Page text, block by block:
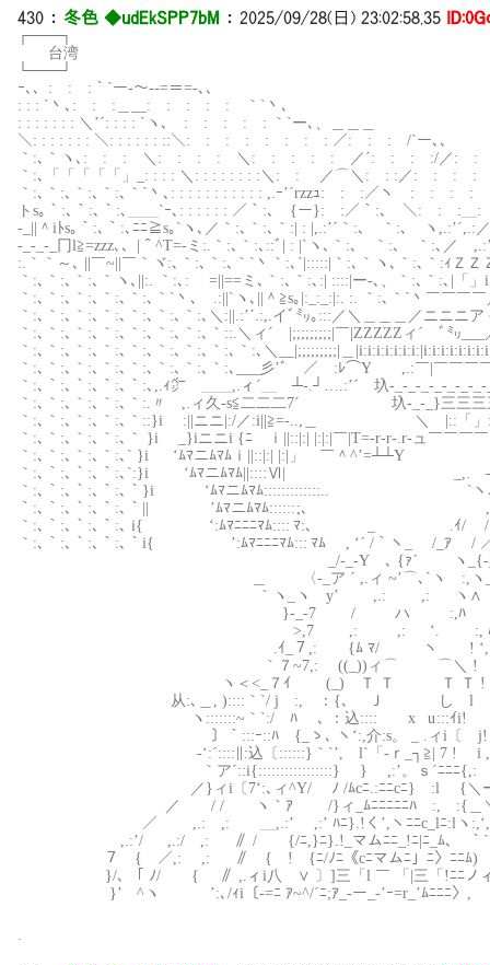
430 ： 冬色 ◆udEkSPP7bM ： 2025/09/28(日) 23:02:58.35
┌───┐
台湾
└───┘
ｰ､、: : :｀`ー-～-‐=＝=-､、
: : : `丶､: : :＿__: : : : : ｀`丶､
: : : : : : : ＼’´: : : : `ヽ､ : : : : : ｀`ー､、＿＿＿
＼: : : : : : : ＼: : : : : : ::＼: : : : : : : : ／: :
｀:､｀ヽ､: : : ＼: : : : ＼: : : : : ／´: : : :/／: : ｀`～-
｀:､「「「「「」_: : : : ＼: : : : : : : :＼: : ／⌒＼: : :／: :
｀:､｀:､｀:､｀:､｀`丶､: : : : : : : : : : : ,.ｰ’´rzzｭ: : :／ヽ :
トs｡｀:､｀:､｀:､＿＿`ｰ､: : : : : : ／｀:､ {ー}: :／｀:､ ＼: : :＿:
-_||＾iﾄs｡｀:､｀:､ﾆﾆ≧s｡`ヽ､／｀:､｀:､｀:| : |,.:’´｀:､ ｀:､ ヽ
-_-_-_冂l≧=zzz､、|＾^T=-ミ:.｀:､｀:､::ﾞ| : |`ヽ､｀:､ ｀:､ ｀:､／
:.｀｀～､ ||￣~||￣｀ヾ:､｀:､｀:､｀`丶｀:､`|:::::|｀:､｀ヽ､｀:､｀:ｨＺ
｀:､｀:､｀:､｀ヽ､||:. ｀:､: ゞ=||==ミ､｀:､｀:､:| ::::|ー-､、｀:､｀:､|「」
｀:､｀:､｀:､｀:､｀:､｀`丶､ .:||`ヽ､||＾≧s｡|:_:_:|:. :. ｀:､｀`丶￣￣￣￣
｀:､｀:､｀:､｀:､｀:､｀:､｀:､＼:||.:’´.:,.イﾞ㍉｡:::／＼＿＿＿／ニニニ
｀:､｀:､｀:､｀:､｀:､｀:､｀:､｀::.＼ィ´ |;;;;;;;;;|￣|ZZZZZィ´ ﾞ㍉
｀:､｀:､｀:､｀:､｀:､｀:､｀:､｀:､｀:､＼__|;;;;;;;;;|＿
｀:､｀:､｀:､｀:､｀:､｀:､｀:､｀:､___彡’ﾞ ／ :ﾚ⌒Y ,.:￣|￣￣￣￣
｀:､｀:､｀:､｀:､｀:､,.ｨ㌻￣＿＿,.ィ´＿ ┴‐.┘….:’´ 圦-_-_-_-_-_-_-_-
｀:､｀:､｀:､｀:､｀:.〃 ,.ィ久-s≦二二二7´ 圦-_-_}三三三三
｀:､｀:､｀:､｀:､｀::}i :||ニニ|:/／:i||≧=-..,＿ ＼ |::「」
｀:､｀:､｀:､｀:､｀ }i _}iニニi {ﾆ ｉ||::|:| |:|:|￣|T=-r‐r-.r-ュ￣￣￣￣
｀:､｀:､｀:､｀:､` }i ‘ﾑﾏニﾑﾏﾑｉ||::|:| |:|」 ￣＾
｀:､｀:､｀:､｀:､`:}i ‘ﾑﾏニﾑﾏﾑ||::::Ⅵ| _,. -=’^
｀:､｀:､｀:､｀:､｀}i ‘ﾑﾏニﾑﾏﾑ:::::::::::::.. `
｀:､｀:､｀:､｀:､｀|| ’ﾑﾏニﾑﾏﾑ:::::: ;､ ,.ィ
｀:､｀:､｀:､｀:､ i{ ‘:ﾑﾏﾆﾆﾆﾏﾑ:::: ﾏ:､ _ .ｲ/ /
｀:､｀:､｀:､｀:､｀i{ ’:ﾑﾏﾆﾆﾆﾏﾑ::: ﾏﾑ , ‘´ /｀
_/-_-Yゝ､ {ｧ´ ヽ_{-_
＿ 〈-_ア ´ ,.ィ ~’⌒､`ヽ :,ヽ
｀ヽ_ヽ y’ ,.: ,: ヽ∧ Y .
}-_-7 / ハ :,ﾊ ヽ’
>,7 ,: ,: ‘. :,
.ｲ_７,: {ﾑ ﾏ/ ヽ ! ‘,
｀７~7,: ((_))ィ⌒ ⌒＼ ! ‘, , Ⅶィ と
ヽ＜<_７ｲ (_) Ｔ Ｔ Ｔ Ｔ ! :,
从:､＿, )::::｀`/ j :, ：{､ Ｊ し l :,ヽ.ﾉ::Y:/-
ヽ:::::::~｀`:/ ﾊ ､ ：込:::: x u :::ｲi! l | ヽ
〕｀:::ｰ::ﾊ {_ゝ､ ヽ‘:,介:s。 _ .ィi〔 j! l
ゝ-‘:´::::∥:込〔::::::}｀`’, l`「-ｒ_┐≧| 7 ! i ,:} ノ
｀ア´::i{:::::::::::::::::} } ,:’。ｓ´ﾆﾆﾆ{,: l l/
／}ィi〔7‘:､ィ^Y/ ﾉ /ﾑcﾆ.:ﾆﾆcﾆ} :l {＼ーr､:
／ / / ヽ｀ｱ /}ィ_ﾑﾆﾆﾆﾆﾆﾊ :, :{＿＼;ム :.､
／ ,.: ,: ＿,.:’ ,:’ ﾊﾆ}.!く’,ヽﾆﾆc_lﾆ:lヽ
,.:’/ ,.:/ ,: ∥ / {/ﾆ,}ﾆ}.!_マムﾆﾆ_!ﾆ|ﾆ_ﾑ､ ｀`ヽ_ー
７ { ／,: ,: ∥ { ! {ﾆ/ﾉﾆ《cﾆマムﾆ」ﾆ〉ﾆ
}/､ 「 ﾉ/ { ∥ ,.ィi八 ∨ 〕]三「l ￣ 「|三「!ﾆﾆ
}’ ^ヽ ’:､/ｨi〔-=ﾆ ｱ~^/´ﾆ;ｱ_-ー_‐’ｰ=r_’ﾑﾆﾆﾆ